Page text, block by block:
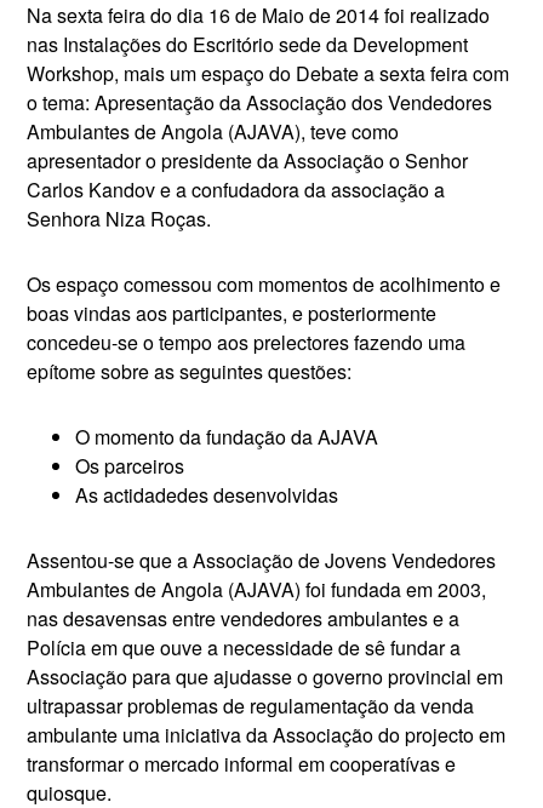
Na sexta feira do dia 16 de Maio de 2014 foi realizado
nas Instalações do Escritório sede da Development
Workshop, mais um espaço do Debate a sexta feira com
o tema: Apresentação da Associação dos Vendedores
Ambulantes de Angola (AJAVA), teve como
apresentador o presidente da Associação o Senhor
Carlos Kandov e a confudadora da associação a
Senhora Niza Roças.
Os espaço comessou com momentos de acolhimento e
boas vindas aos participantes, e posteriormente
concedeu-se o tempo aos prelectores fazendo uma
epítome sobre as seguintes questões:
O momento da fundação da AJAVA
Os parceiros
As actidadedes desenvolvidas
Assentou-se que a Associação de Jovens Vendedores
Ambulantes de Angola (AJAVA) foi fundada em 2003,
nas desavensas entre vendedores ambulantes e a
Polícia em que ouve a necessidade de sê fundar a
Associação para que ajudasse o governo provincial em
ultrapassar problemas de regulamentação da venda
ambulante uma iniciativa da Associação do projecto em
transformar o mercado informal em cooperatívas e
quiosque.